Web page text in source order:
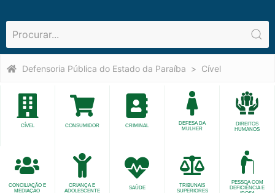
Defensoria Pública do Estado da Paraíba Cível
CÍVEL CONSUMIDOR CRIMINAL
DEFESA DA
MULHER
DIREITOS
HUMANOS
CONCILIAÇÃO E
MEDIAÇÃO
CRIANÇA E
ADOLESCENTE
SAÚDE
TRIBUNAIS
SUPERIORES
PESSOA COM
DEFICIÊNCIA E